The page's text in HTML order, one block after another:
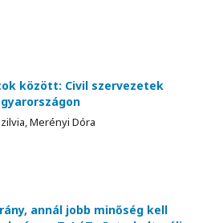
között: Civil szervezetek
Merényi Dóra
annál jobb minőség kell